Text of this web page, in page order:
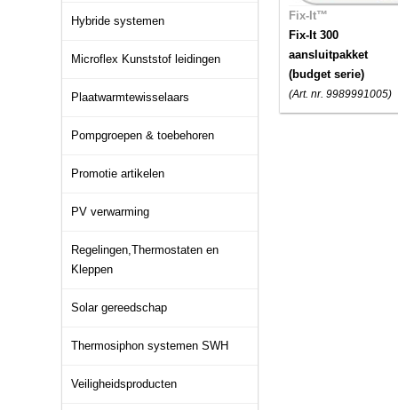
Hybride systemen
Microflex Kunststof leidingen
Plaatwarmtewisselaars
Pompgroepen & toebehoren
Promotie artikelen
PV verwarming
Regelingen,Thermostaten en
Kleppen
Solar gereedschap
Thermosiphon systemen SWH
Veiligheidsproducten
Fix-It™
Fix-It 300
aansluitpakket
(budget serie)
(Art. nr. 9989991005)